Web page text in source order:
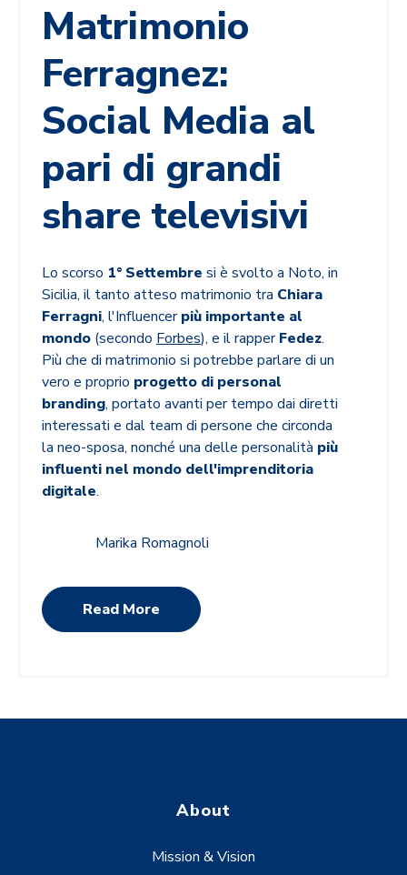
Matrimonio
Ferragnez:
Social Media al
pari di grandi
share televisivi
Lo scorso 1° Settembre si è svolto a Noto, in
Sicilia, il tanto atteso matrimonio tra Chiara
Ferragni, l'Influencerpiù importante al
mondo (secondo Forbes), e il rapperFedez.
Più che di matrimonio si potrebbe parlare di un
vero e proprio progetto di personal
branding, portato avanti per tempo dai diretti
interessati e dal team di persone che circonda
la neo-sposa, nonché una delle personalità più
influenti nel mondo dell'imprenditoria
digitale.
Marika Romagnoli
Read More
About
Mission & Vision